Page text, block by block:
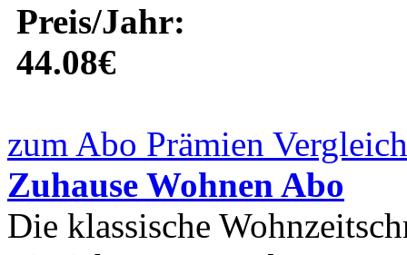
Preis/Jahr:
44.08€
zum Abo Prämien
Zuhause Wohnen Abo
Die klassische